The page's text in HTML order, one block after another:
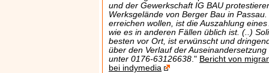
und der Gewerkschaft IG BAU
Werksgelände von Berger Bau in
erreichen wollen, ist die Auszahlung
wie es in anderen Fällen üblich ist. (..)
besten vor Ort, ist erwünscht und
über den Verlauf der
unter 0176-63126638." Bericht von
bei indymedia